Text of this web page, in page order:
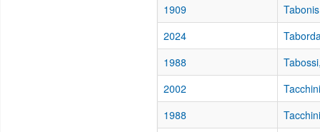
1909
2024
1988
2002
1988